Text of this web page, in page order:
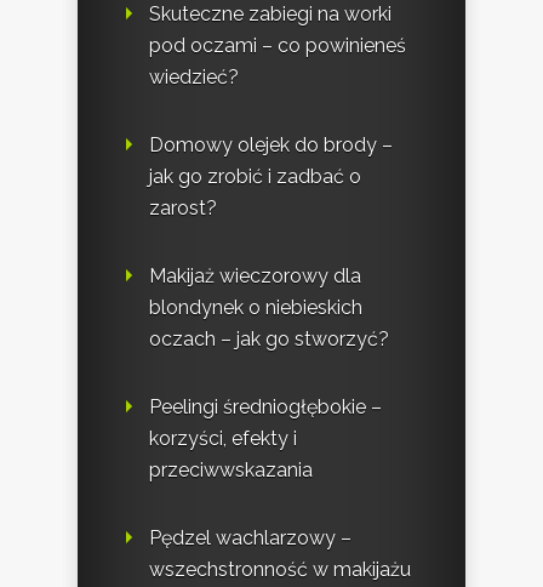
Skuteczne zabiegi na worki
pod oczami – co powinieneś
wiedzieć?
Domowy olejek do brody –
jak go zrobić i zadbać o
zarost?
Makijaż wieczorowy dla
blondynek o niebieskich
oczach – jak go stworzyć?
Peelingi średniogłębokie –
korzyści, efekty i
przeciwwskazania
Pędzel wachlarzowy –
wszechstronność w makijażu